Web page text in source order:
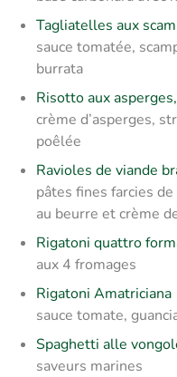
Tagliatelles aux
sauce tomatée,
burrata
Risotto aux
crème d’asperges,
poêlée
Ravioles de viande
pâtes fines farcies
au beurre et crème
Rigatoni quattro
aux 4 fromages
Rigatoni Amatriciana
sauce tomate,
Spaghetti alle
saveurs marines